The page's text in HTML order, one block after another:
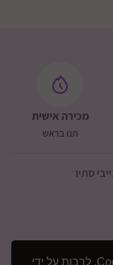
אתר זה עושה שימוש בקבצי Cookies, לרבות על ידי
מכירה אישית
תנו בראש